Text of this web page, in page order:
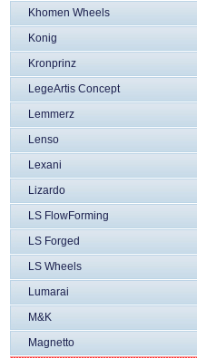
Khomen Wheels
Konig
Kronprinz
LegeArtis Concept
Lemmerz
Lenso
Lexani
Lizardo
LS FlowForming
LS Forged
LS Wheels
Lumarai
M&K
Magnetto